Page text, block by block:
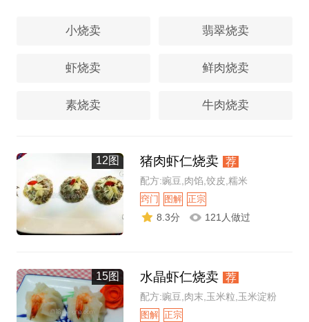
小烧卖 翡翠烧卖
虾烧卖 鲜肉烧卖
素烧卖 牛肉烧卖
12图 猪肉虾仁烧卖 荐
配方:豌豆,肉馅,饺皮,糯米
窍门 图解 正宗
8.3分 121人做过
15图 水晶虾仁烧卖 荐
配方:豌豆,肉末,玉米粒,玉米淀粉
图解 正宗